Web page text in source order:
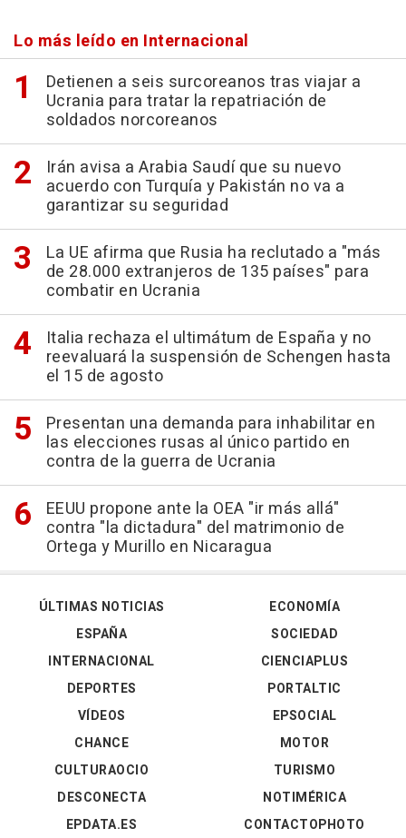
Lo más leído en Internacional
Detienen a seis surcoreanos tras viajar a
Ucrania para tratar la repatriación de
soldados norcoreanos
Irán avisa a Arabia Saudí que su nuevo
acuerdo con Turquía y Pakistán no va a
garantizar su seguridad
La UE afirma que Rusia ha reclutado a "más
de 28.000 extranjeros de 135 países" para
combatir en Ucrania
Italia rechaza el ultimátum de España y no
reevaluará la suspensión de Schengen hasta
el 15 de agosto
Presentan una demanda para inhabilitar en
las elecciones rusas al único partido en
contra de la guerra de Ucrania
EEUU propone ante la OEA "ir más allá"
contra "la dictadura" del matrimonio de
Ortega y Murillo en Nicaragua
ÚLTIMAS NOTICIAS
ESPAÑA
INTERNACIONAL
DEPORTES
VÍDEOS
ECONOMÍA
SOCIEDAD
CIENCIAPLUS
PORTALTIC
EPSOCIAL
CHANCE
CULTURAOCIO
DESCONECTA
EPDATA.ES
MOTOR
TURISMO
NOTIMÉRICA
CONTACTOPHOTO